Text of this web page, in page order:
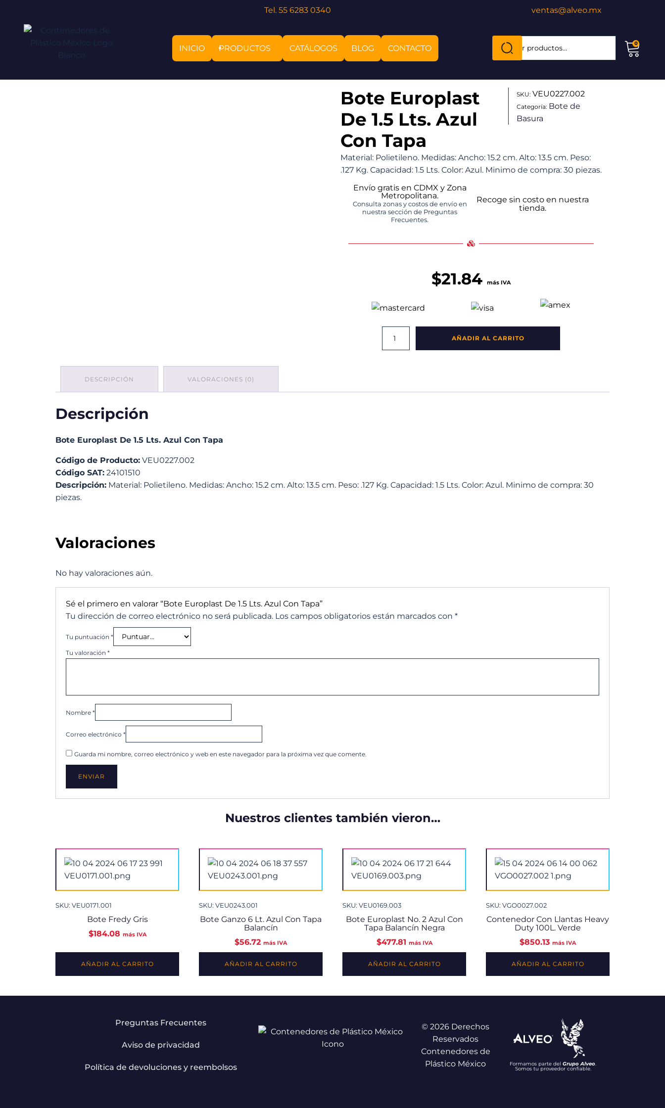
Tel. 55 6283 0340 ventas@alveo.mx
INICIO PRODUCTOS CATÁLOGOS BLOG CONTACTO
Buscar
por:
Cuando hay resultados autocompletados,
0
Bote Europlast
De 1.5 Lts. Azul
Con Tapa
SKU:VEU0227.002
Categoría: Bote de
Basura
Material: Polietileno. Medidas: Ancho: 15.2 cm. Alto: 13.5 cm. Peso:
.127 Kg. Capacidad: 1.5 Lts. Color: Azul. Minimo de compra: 30 piezas.
Envío gratis en CDMX y Zona
Metropolitana.
Consulta zonas y costos de envío en
nuestra sección de Preguntas
Frecuentes.
Recoge sin costo en nuestra
tienda.
$21.84 más IVA
Bote
Con
AÑADIR AL CARRITO
DESCRIPCIÓN VALORACIONES (0)
Descripción
Bote Europlast De 1.5 Lts. Azul Con Tapa
Código de Producto: VEU0227.002
Código SAT: 24101510
Descripción: Material: Polietileno. Medidas: Ancho: 15.2 cm. Alto: 13.5 cm. Peso: .127 Kg. Capacidad: 1.5 Lts. Color: Azul. Minimo de compra: 30
piezas.
Valoraciones
No hay valoraciones aún.
Sé el primero en valorar “Bote Europlast De 1.5 Lts. Azul Con Tapa”
Tu dirección de correo electrónico no será publicada. Los campos obligatorios están marcados con *
Tu puntuación *
Tu valoración *
Nombre *
Correo electrónico *
Guarda mi nombre, correo electrónico y web en este navegador para la próxima vez que comente.
Nuestros clientes también vieron…
SKU: VEU0171.001
Bote Fredy Gris
$184.08 más IVA
AÑADIR AL CARRITO
SKU: VEU0243.001
Bote Ganzo 6 Lt. Azul Con Tapa
Balancín
$56.72 más IVA
AÑADIR AL CARRITO
SKU: VEU0169.003
Bote Europlast No. 2 Azul Con
Tapa Balancín Negra
$477.81 más IVA
AÑADIR AL CARRITO
SKU: VGO0027.002
Contenedor Con Llantas Heavy
Duty 100L. Verde
$850.13 más IVA
AÑADIR AL CARRITO
Preguntas Frecuentes
Aviso de privacidad
Política de devoluciones y reembolsos
© 2026 Derechos
Reservados
Contenedores de
Plástico México
Formamos parte del Grupo Alveo.
Somos tu proveedor confiable.